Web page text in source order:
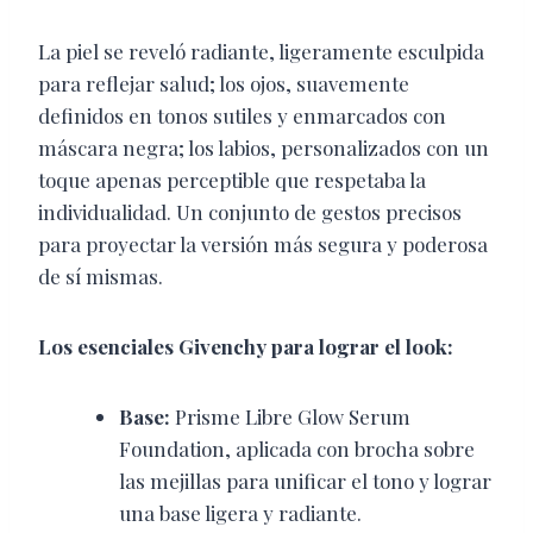
La piel se reveló radiante, ligeramente esculpida
para reflejar salud; los ojos, suavemente
definidos en tonos sutiles y enmarcados con
máscara negra; los labios, personalizados con un
toque apenas perceptible que respetaba la
individualidad. Un conjunto de gestos precisos
para proyectar la versión más segura y poderosa
de sí mismas.
Los esenciales Givenchy para lograr el look:
Base: Prisme Libre Glow Serum
Foundation, aplicada con brocha sobre
las mejillas para unificar el tono y lograr
una base ligera y radiante.